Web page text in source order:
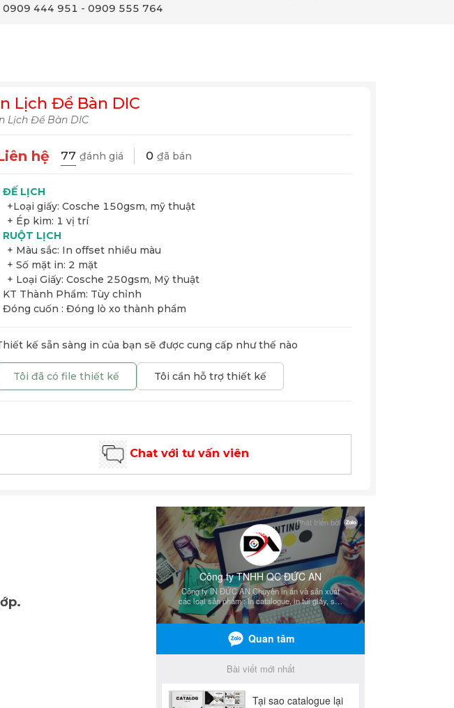
0909 444 951 - 0909 555 764
Lịch Để Bàn DIC
Lịch Để Bàn DIC
hệ 77 ₫ánh giá 0 ₫ã bán
ĐẾ LỊCH
+Loại giấy: Cosche 150gsm, mỹ thuật
+ Ép kim: 1 vị trí
RUỘT LỊCH
+ Màu sắc: In offset nhiều màu
+ Số mặt in: 2 mặt
+ Loại Giấy: Cosche 250gsm, Mỹ thuật
KT Thành Phẩm: Tùy chỉnh
Đóng cuốn : Đóng lò xo thành phẩm
kế sẵn sàng in của bạn sẽ được cung cấp như thế nào
Tôi đã có file thiết kế Tôi cần hỗ trợ thiết kế
Chat với tư vấn viên